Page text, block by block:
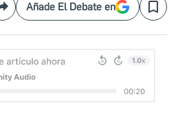
CompartirAñade El Debate en Save